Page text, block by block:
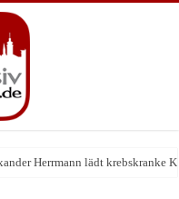
Herrmann lädt krebskranke
der Lingerie-Branche wurde